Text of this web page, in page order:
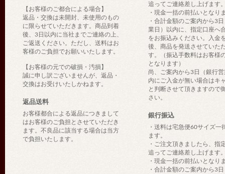
【お客様のご都合による場合】
返品・交換は未開封、未使用のもの
に限らせていただきます。商品到着
後、3日以内に当社までご連絡の上、
ご返送ください。ただし、送料はお
客様のご負担でお願いいたします。
【お客様の元での破損・汚損】
誠に申し訳ございませんが、返品・
交換はお受けいたしかねます。
返品送料
お客様都合による返品につきまして
はお客様のご負担とさせていただき
ます。不良品に該当する場合は当方
で負担いたします。
追ってご連絡差し上げます
・現金一括の前払いとなり
・合計金額のご案内から3
業日）以内に、指定口座へ
をお振込みください。入金
後、商品を発送させていた
す。（振込手数料はお客様
となります）
尚、ご案内から3日（銀行
内にご入金が無い場合はキ
と判断させて頂きますので
さい。
銀行振込
・送料は宅急便60サイズ一
ます。
・ご注文頂きましたら、指
追ってご連絡差し上げます
・現金一括の前払いとなり
・合計金額のご案内から3